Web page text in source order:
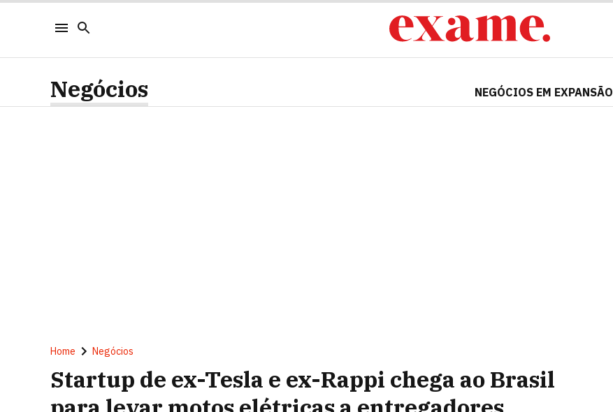
Negócios NEGÓCIOS EM EXPANSÃO
Home Negócios
Startup de ex-Tesla e ex-Rappi chega ao Brasil